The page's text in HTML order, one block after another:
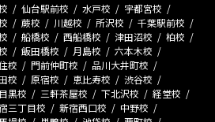
仙台駅前校 水戸校
宇都宮校
蕨校 川越校 所沢校
千葉駅前校
船橋校 西船橋校 津田沼校
柏校
飯田橋校 月島校
六本木校
校 門前仲町校
品川大井町校
校 原宿校 恵比寿校
渋谷校
黒校 三軒茶屋校 下北沢校
経堂校
三丁目校 新宿西口校
中野校